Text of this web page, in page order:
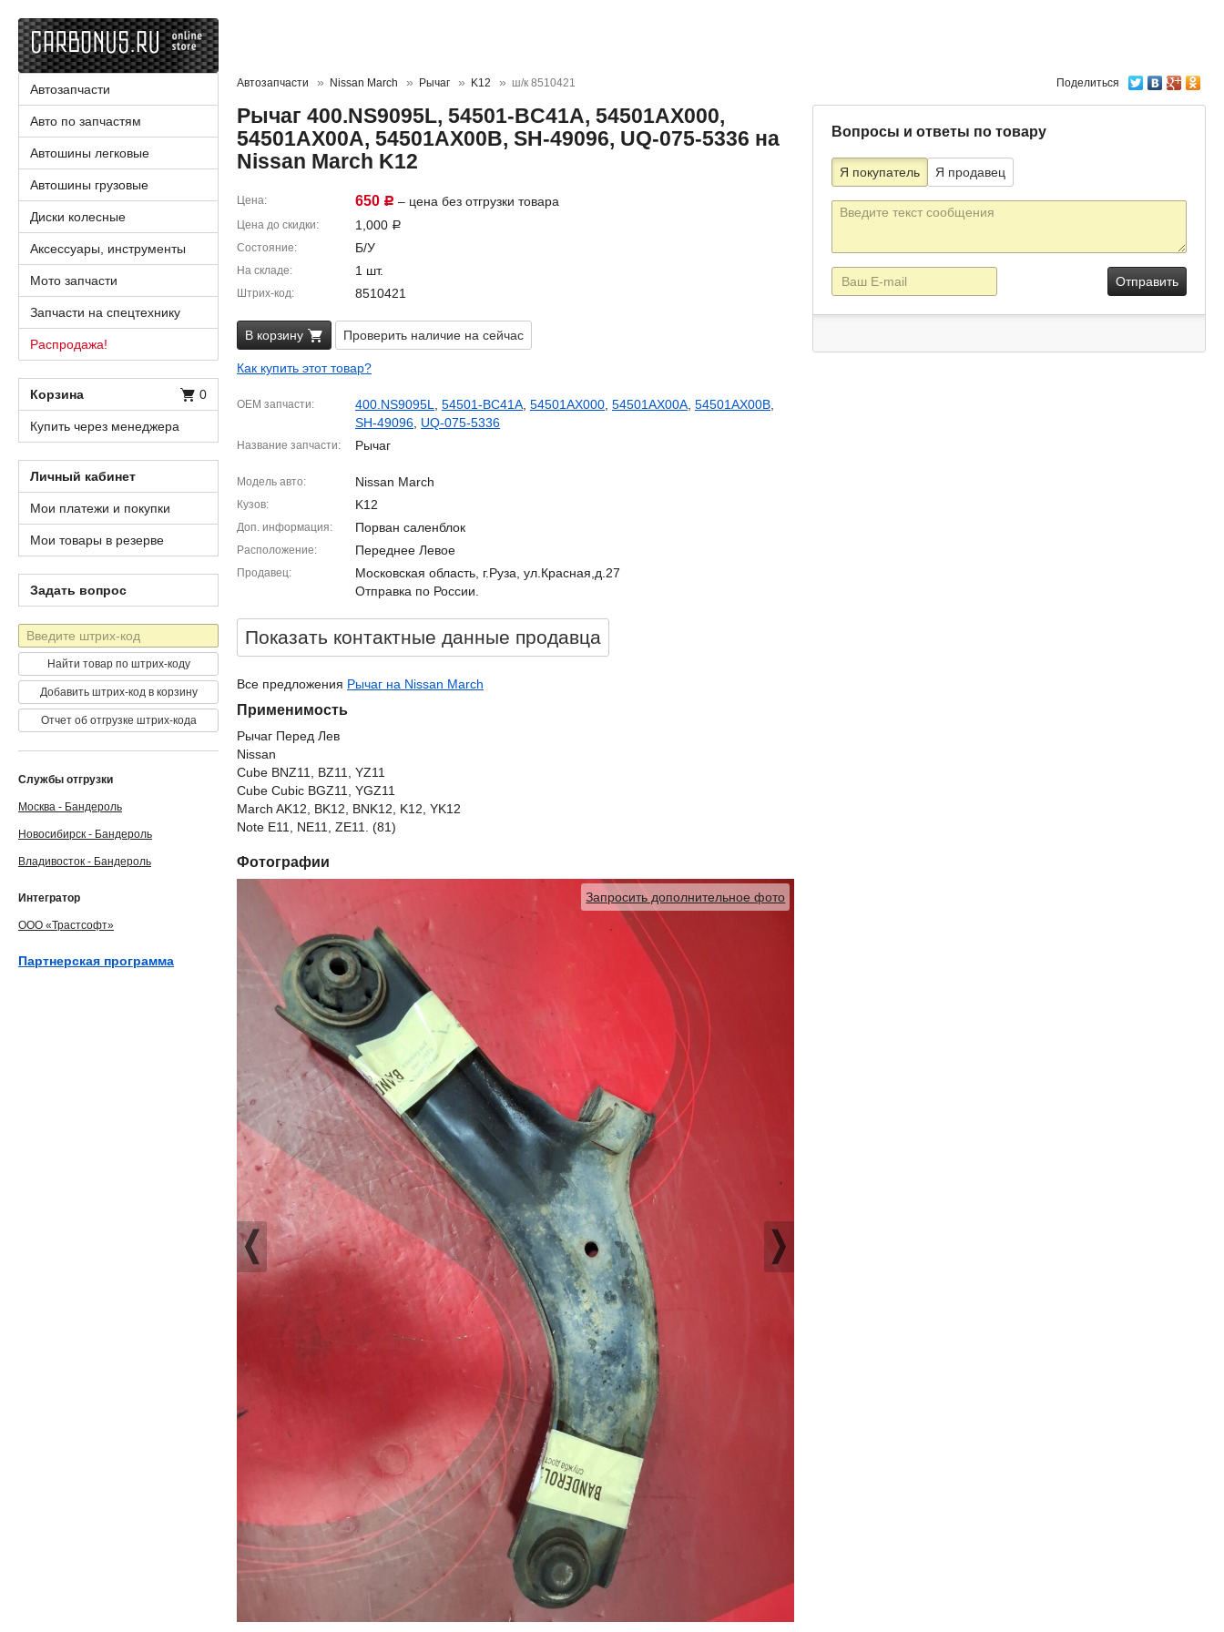
Поделиться
Автозапчасти Nissan March Рычаг K12 ш/к 8510421
Рычаг 400.NS9095L, 54501-BC41A, 54501AX000,
54501AX00A, 54501AX00B, SH-49096, UQ-075-5336 на
Nissan March K12
Цена 650 Р – цена без отгрузки товара
Цена до скидки 1,000 Р
Состояние Б/У
На складе 1 шт.
Штрих-код 8510421
В корзину Проверить наличие на сейчас
Как купить этот товар?
OEM запчасти 400.NS9095L 54501-BC41A 54501AX000 54501AX00A 54501AX00B
SH-49096 UQ-075-5336
Название запчасти Рычаг
Модель авто Nissan March
Кузов K12
Доп. информация Порван саленблок
Расположение Переднее Левое
Продавец
Московская область, г.Руза, ул.Красная,д.27
Отправка по России.
Показать контактные данные продавцa
Все предложения Рычаг на Nissan March
Применимость
Рычаг Перед Лев
Nissan
Cube BNZ11, BZ11, YZ11
Cube Cubic BGZ11, YGZ11
March AK12, BK12, BNK12, K12, YK12
Note E11, NE11, ZE11. (81)
Фотографии
Запросить дополнительное фото
Вопросы и ответы по товару
Я покупатель Я продавец
Текст
E-
mail
Автозапчасти
Авто по запчастям
Автошины легковые
Автошины грузовые
Диски колесные
Аксессуары, инструменты
Мото запчасти
Запчасти на спецтехнику
Распродажа!
Корзина 0
Купить через менеджера
Личный кабинет
Мои платежи и покупки
Мои товары в резерве
Задать вопрос
Штрих-
код
Найти товар по штрих-коду
Добавить штрих-код в корзину
Отчет об отгрузке штрих-кода
Службы отгрузки
Москва - Бандероль
Новосибирск - Бандероль
Владивосток - Бандероль
Интегратор
ООО «Трастсофт»
Партнерская программа